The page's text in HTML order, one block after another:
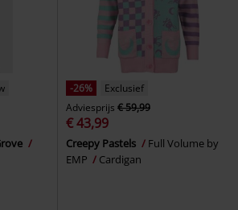
-26%
Exclusief
Adviesprijs € 59,99
€ 43,99
Creepy Pastels
Full Volume by
EMP
Cardigan